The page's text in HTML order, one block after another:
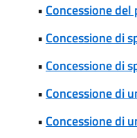
• Concessione
• Concessione di
• Concessione di
• Concessione di
• Concessione di